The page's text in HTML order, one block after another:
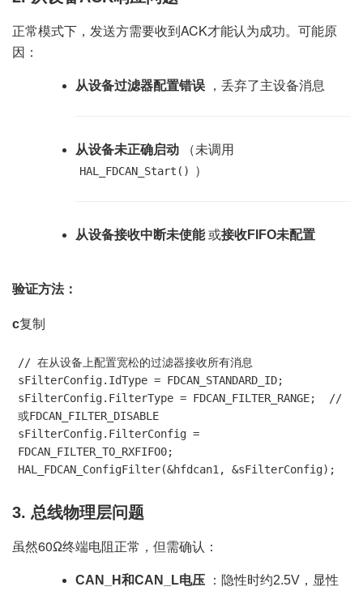
正常模式下，发送方需要收到ACK才能认为成功。可能原
因：
从设备过滤器配置错误 ，丢弃了主设备消息
从设备未正确启动 （未调用
HAL_FDCAN_Start() ）
从设备接收中断未使能或接收FIFO未配置
验证方法：
c复制
// 在从设备上配置宽松的过滤器接收所有消息
sFilterConfig.IdType = FDCAN_STANDARD_ID;
sFilterConfig.FilterType = FDCAN_FILTER_RANGE;  //
或FDCAN_FILTER_DISABLE
sFilterConfig.FilterConfig =
FDCAN_FILTER_TO_RXFIFO0;
HAL_FDCAN_ConfigFilter(&hfdcan1, &sFilterConfig);
3. 总线物理层问题
虽然60Ω终端电阻正常，但需确认：
CAN_H和CAN_L电压 ：隐性时约2.5V，显性